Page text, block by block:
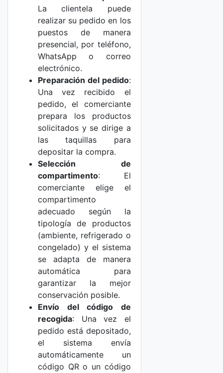
La clientela puede
realizar su pedido en los
puestos de manera
presencial, por teléfono,
WhatsApp o correo
electrónico.
Preparación del pedido:
Una vez recibido el
pedido, el comerciante
prepara los productos
solicitados y se dirige a
las taquillas para
depositar la compra.
Selección de
compartimento: El
comerciante elige el
compartimento
adecuado según la
tipología de productos
(ambiente, refrigerado o
congelado) y el sistema
se adapta de manera
automática para
garantizar la mejor
conservación posible.
Envío del código de
recogida: Una vez el
pedido está depositado,
el sistema envía
automáticamente un
código QR o un código